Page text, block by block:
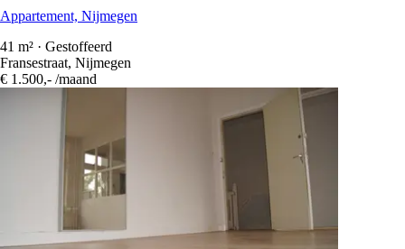
Appartement, Nijmegen
41 m² · Gestoffeerd
Fransestraat, Nijmegen
€ 1.500,- /maand